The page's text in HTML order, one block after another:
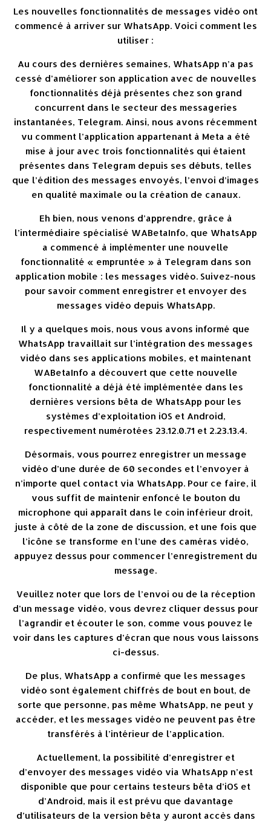
Les nouvelles fonctionnalités de messages vidéo ont
commencé à arriver sur WhatsApp. Voici comment les
utiliser :
Au cours des dernières semaines, WhatsApp n’a pas
cessé d’améliorer son application avec de nouvelles
fonctionnalités déjà présentes chez son grand
concurrent dans le secteur des messageries
instantanées, Telegram. Ainsi, nous avons récemment
vu comment l’application appartenant à Meta a été
mise à jour avec trois fonctionnalités qui étaient
présentes dans Telegram depuis ses débuts, telles
que l’édition des messages envoyés, l’envoi d’images
en qualité maximale ou la création de canaux.
Eh bien, nous venons d’apprendre, grâce à
l’intermédiaire spécialisé WABetaInfo, que WhatsApp
a commencé à implémenter une nouvelle
fonctionnalité « empruntée » à Telegram dans son
application mobile : les messages vidéo. Suivez-nous
pour savoir comment enregistrer et envoyer des
messages vidéo depuis WhatsApp.
Il y a quelques mois, nous vous avons informé que
WhatsApp travaillait sur l’intégration des messages
vidéo dans ses applications mobiles, et maintenant
WABetaInfo a découvert que cette nouvelle
fonctionnalité a déjà été implémentée dans les
dernières versions bêta de WhatsApp pour les
systèmes d’exploitation iOS et Android,
respectivement numérotées 23.12.0.71 et 2.23.13.4.
Désormais, vous pourrez enregistrer un message
vidéo d’une durée de 60 secondes et l’envoyer à
n’importe quel contact via WhatsApp. Pour ce faire, il
vous suffit de maintenir enfoncé le bouton du
microphone qui apparaît dans le coin inférieur droit,
juste à côté de la zone de discussion, et une fois que
l’icône se transforme en l’une des caméras vidéo,
appuyez dessus pour commencer l’enregistrement du
message.
Veuillez noter que lors de l’envoi ou de la réception
d’un message vidéo, vous devrez cliquer dessus pour
l’agrandir et écouter le son, comme vous pouvez le
voir dans les captures d’écran que nous vous laissons
ci-dessus.
De plus, WhatsApp a confirmé que les messages
vidéo sont également chiffrés de bout en bout, de
sorte que personne, pas même WhatsApp, ne peut y
accéder, et les messages vidéo ne peuvent pas être
transférés à l’intérieur de l’application.
Actuellement, la possibilité d’enregistrer et
d’envoyer des messages vidéo via WhatsApp n’est
disponible que pour certains testeurs bêta d’iOS et
d’Android, mais il est prévu que davantage
d’utilisateurs de la version bêta y auront accès dans